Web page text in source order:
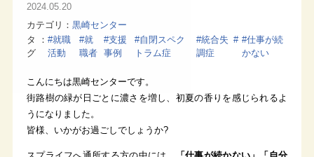
2024.05.20
カテゴリ
黒崎センター
タ
グ
#就職
活動
#就
職者
#支援
事例
#自閉スペク
トラム症
#統合失
調症
# #仕事が続
かない
こんにちは黒崎センターです。
街路樹の緑が日ごとに濃さを増し、初夏の香りを感じられるよ
うになりました。
皆様、いかがお過ごしでしょうか?